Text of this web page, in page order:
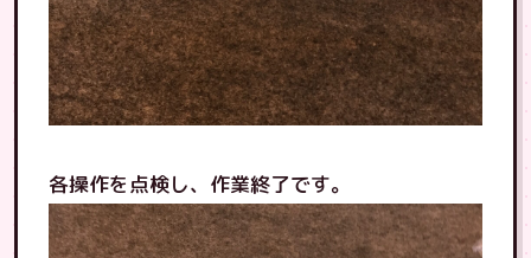
各操作を点検し、作業終了です。